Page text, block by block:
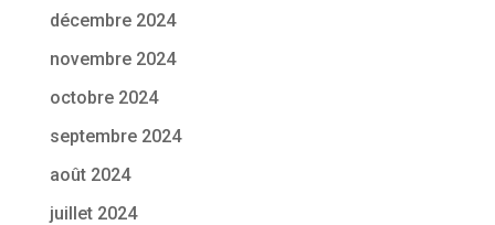
décembre 2024
novembre 2024
octobre 2024
septembre 2024
août 2024
juillet 2024